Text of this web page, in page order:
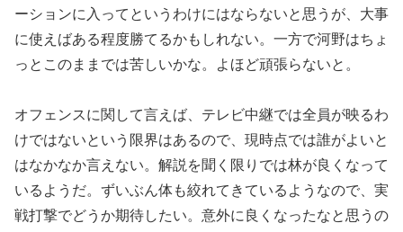
ーションに入ってというわけにはならないと思うが、大事
に使えばある程度勝てるかもしれない。一方で河野はちょ
っとこのままでは苦しいかな。よほど頑張らないと。
オフェンスに関して言えば、テレビ中継では全員が映るわ
けではないという限界はあるので、現時点では誰がよいと
はなかなか言えない。解説を聞く限りでは林が良くなって
いるようだ。ずいぶん体も絞れてきているようなので、実
戦打撃でどうか期待したい。意外に良くなったなと思うの